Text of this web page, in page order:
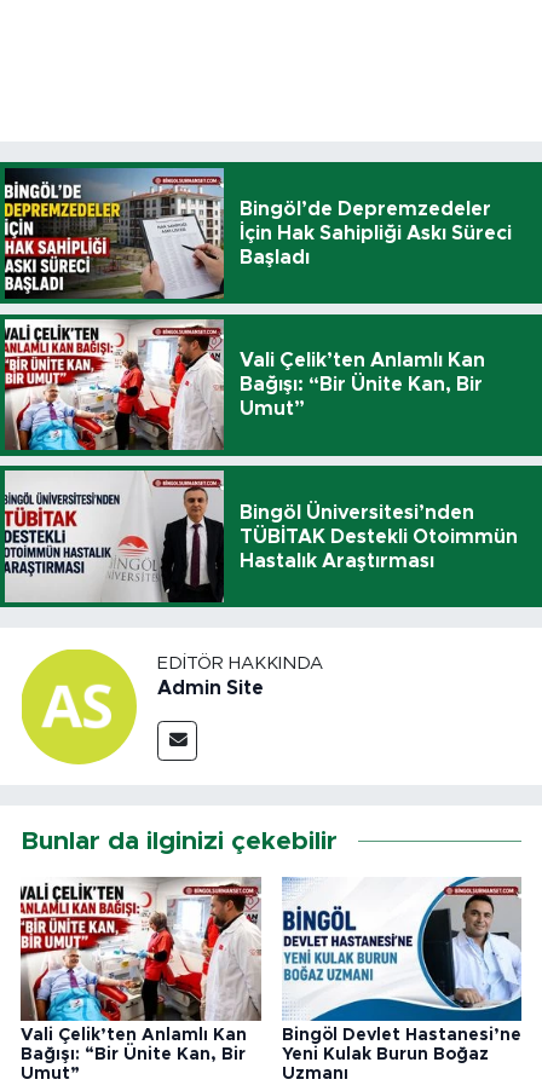
Bingöl’de Depremzedeler
İçin Hak Sahipliği Askı Süreci
Başladı
Vali Çelik’ten Anlamlı Kan
Bağışı: “Bir Ünite Kan, Bir
Umut”
Bingöl Üniversitesi’nden
TÜBİTAK Destekli Otoimmün
Hastalık Araştırması
EDITÖR HAKKINDA
Admin Site
Bunlar da ilginizi çekebilir
Vali Çelik’ten Anlamlı Kan
Bağışı: “Bir Ünite Kan, Bir
Umut”
Bingöl Devlet Hastanesi’ne
Yeni Kulak Burun Boğaz
Uzmanı